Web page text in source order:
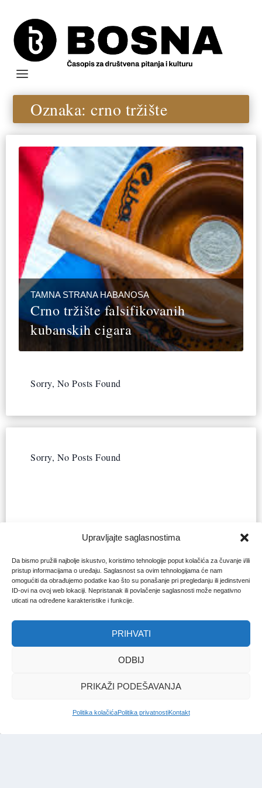
Upravljajte saglasnostima
Da bismo pružili najbolje iskustvo, koristimo tehnologije poput kolačića za čuvanje i/ili
pristup informacijama o uređaju. Saglasnost sa ovim tehnologijama će nam
omogućiti da obrađujemo podatke kao što su ponašanje pri pregledanju ili jedinstveni
ID-ovi na ovoj web lokaciji. Nepristanak ili povlačenje saglasnosti može negativno
uticati na određene karakteristike i funkcije.
PRIHVATI
ODBIJ
PRIKAŽI PODEŠAVANJA
Politika kolačićaPolitika privatnostiKontakt
Oznaka:crno tržište
TAMNA STRANA HABANOSA
Crno tržište falsifikovanih
kubanskih cigara
Sorry, No Posts Found
Sorry, No Posts Found